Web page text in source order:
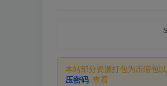
本站部分资源打包为压缩包
压密码 查看